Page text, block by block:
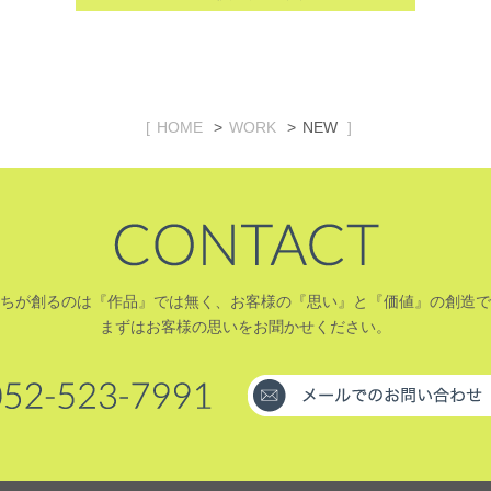
HOME WORK NEW
が創るのは『作品』では無く、お客様の『思い』と『価値』の創造
まずはお客様の思いをお聞かせください。